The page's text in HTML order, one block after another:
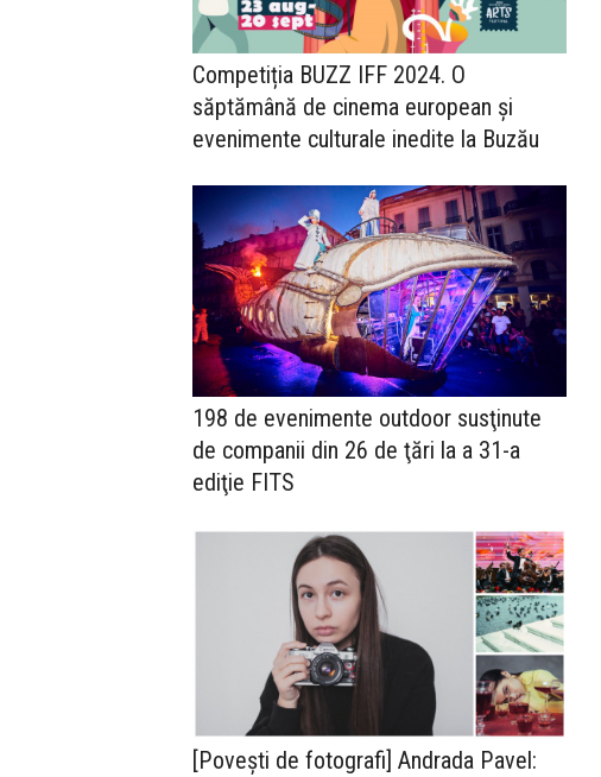
Competiția BUZZ IFF 2024. O
săptămână de cinema european și
evenimente culturale inedite la Buzău
198 de evenimente outdoor susţinute
de companii din 26 de ţări la a 31-a
ediţie FITS
[Povești de fotografi] Andrada Pavel: